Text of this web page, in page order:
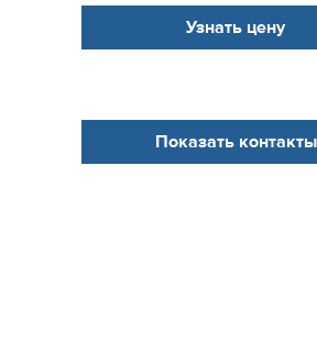
Узнать цену
Показать контакты